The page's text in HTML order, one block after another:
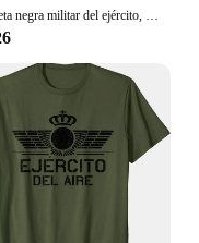
Camiseta negra militar del ejército, gafas Fuerzas Especiales, México